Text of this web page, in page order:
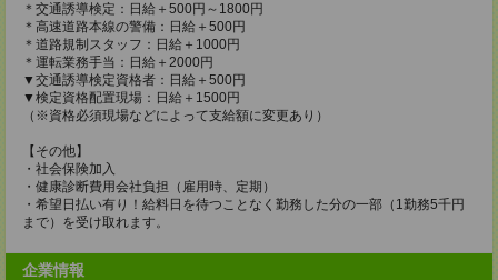
＊交通誘導検定：日給＋500円～1800円
＊高速道路本線の警備：日給＋500円
＊道路規制スタッフ：日給＋1000円
＊運転業務手当：日給＋2000円
▼交通誘導検定資格者：日給＋500円
▼検定資格配置現場：日給＋1500円
（※資格必須現場などによって支給額に変更あり）
【その他】
・社会保険加入
・健康診断費用会社負担（雇用時、定期）
・希望日払い有り！給料日を待つことなく勤務した分の一部（1勤務5千円
まで）を受け取れます。
企業情報